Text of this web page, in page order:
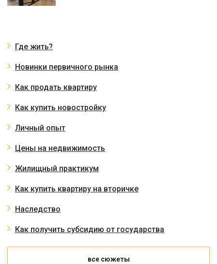
Где жить?
Новинки первичного рынка
Как продать квартиру
Как купить новостройку
Личный опыт
Цены на недвижимость
Жилищный практикум
Как купить квартиру на вторичке
Наследство
Как получить субсидию от государства
все сюжеты